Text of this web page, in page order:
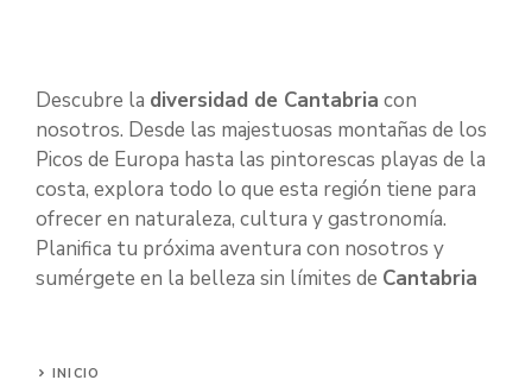
Descubre la diversidad de Cantabria con
nosotros. Desde las majestuosas montañas de los
Picos de Europa hasta las pintorescas playas de la
costa, explora todo lo que esta región tiene para
ofrecer en naturaleza, cultura y gastronomía.
Planifica tu próxima aventura con nosotros y
sumérgete en la belleza sin límites de Cantabria
INICIO